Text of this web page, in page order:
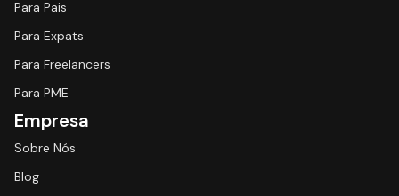
Para Pais
Para Expats
Para Freelancers
Para PME
Empresa
Sobre Nós
Blog